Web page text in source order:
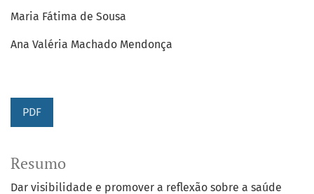
Maria Fátima de Sousa
Ana Valéria Machado Mendonça
PDF
Resumo
Dar visibilidade e promover a reflexão sobre a saúde